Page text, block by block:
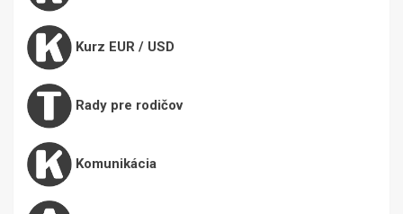
Kurz EUR / USD
Rady pre rodičov
Komunikácia